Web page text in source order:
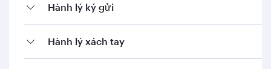
Hành lý ký gửi
Hành lý xách tay